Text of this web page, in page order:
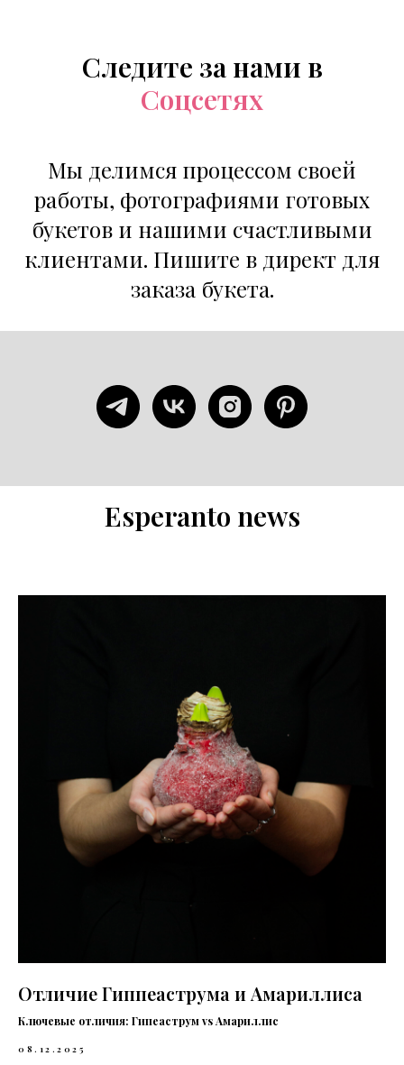
Следите за нами в
Соцсетях
Мы делимся процессом своей
работы, фотографиями готовых
букетов и нашими счастливыми
клиентами. Пишите в директ для
заказа букета.
Esperanto news
Отличие Гиппеаструма и Амариллиса
Ключевые отличия: Гипеаструм vs Амариллис
08.12.2025